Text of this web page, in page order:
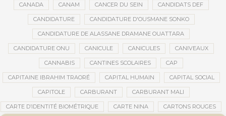
CANADA CANAM CANCER DU SEIN CANDIDATS DEF
CANDIDATURE CANDIDATURE D'OUSMANE SONKO
CANDIDATURE DE ALASSANE DRAMANE OUATTARA
CANDIDATURE ONU CANICULE CANICULES CANIVEAUX
CANNABIS CANTINES SCOLAIRES CAP
CAPITAINE IBRAHIM TRAORÉ CAPITAL HUMAIN CAPITAL SOCIAL
CAPITOLE CARBURANT CARBURANT MALI
CARTE D’IDENTITÉ BIOMÉTRIQUE CARTE NINA CARTONS ROUGES